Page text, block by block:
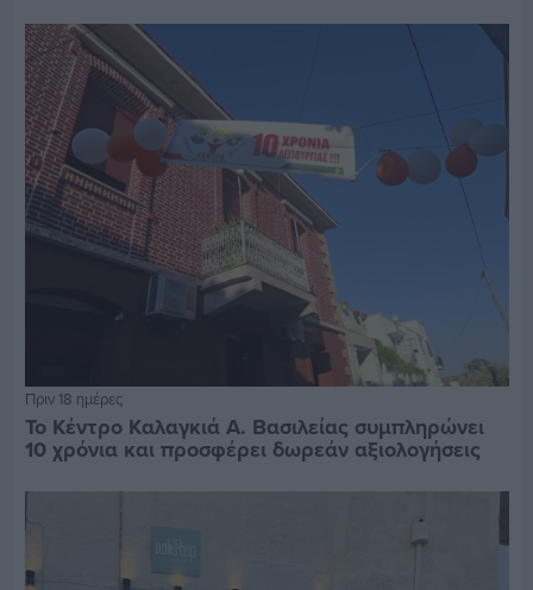
Πριν 18 ημέρες
Το Κέντρο Καλαγκιά Α. Βασιλείας συμπληρώνει
10 χρόνια και προσφέρει δωρεάν αξιολογήσεις